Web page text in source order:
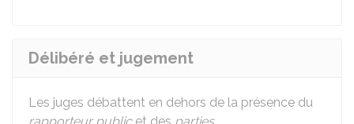
Délibéré et jugement
Les juges débattent en dehors de la présence du